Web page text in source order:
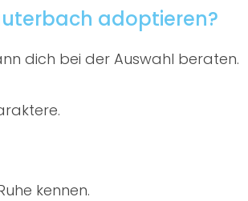
adoptieren?
dich bei der Auswahl beraten.
kennen.